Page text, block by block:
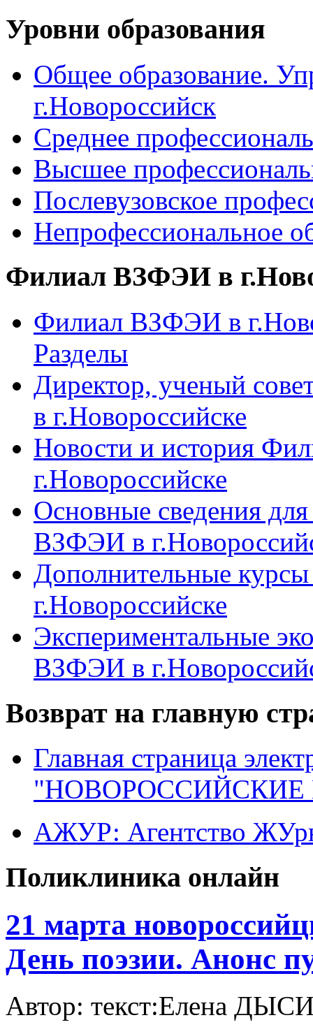
Уровни образования
Общее образование.
г.Новороссийск
Среднее
Высшее
Послевузовское
Непрофессиональное
Филиал ВЗФЭИ в
Филиал ВЗФЭИ в
Разделы
Директор, ученый
в г.Новороссийске
Новости и история
г.Новороссийске
Основные сведения
ВЗФЭИ в
Дополнительные
г.Новороссийске
Экспериментальные
ВЗФЭИ в
Возврат на главную
Главная страница
"НОВОРОССИЙСКИЕ
АЖУР: Агентство
Поликлиника онлайн
21 марта
День поэзии. Анонс
Автор: текст:Елена